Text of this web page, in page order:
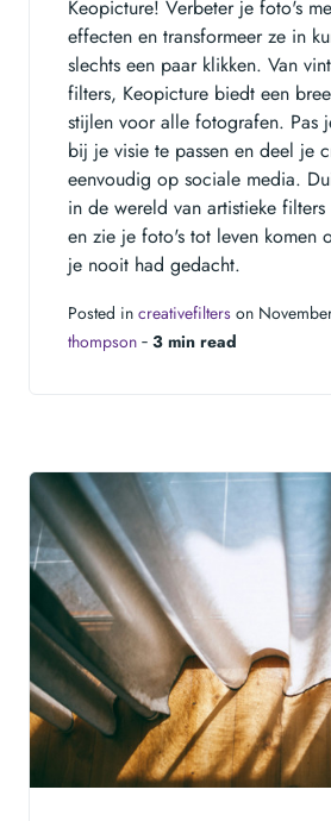
Keopicture! Verbeter je foto's
effecten en transformeer ze in
slechts een paar klikken. Van
filters, Keopicture biedt een
stijlen voor alle fotografen. Pas
bij je visie te passen en deel je
eenvoudig op sociale media.
in de wereld van artistieke
en zie je foto's tot leven komen
je nooit had gedacht.
Posted in creativefilters on
thompson ‐ 3 min read